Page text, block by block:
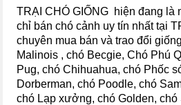
TRẠI CHÓ GIỐNG hiện đang là
chỉ bán chó cảnh uy tín nhất tại
chuyên mua bán và trao đổi
Malinois , chó Becgie, Chó Phú
Pug, chó Chihuahua, chó Phốc
Dorberman, chó Poodle, chó
chó Lạp xưởng, chó Golden,